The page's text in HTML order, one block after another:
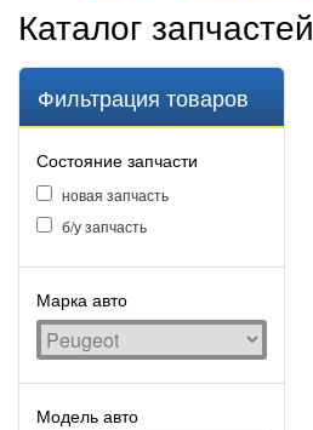
Каталог запчастей
Фильтрация товаров
Состояние запчасти
новая запчасть
б/у запчасть
Марка авто
Модель авто